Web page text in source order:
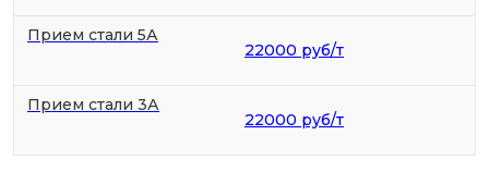
Прием стали 5А
22000 руб/т
Прием стали 3А
22000 руб/т